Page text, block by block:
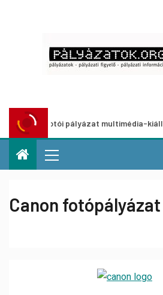
Alkotói pályázat multimédia-kiállításhoz
Canon fotópályázat